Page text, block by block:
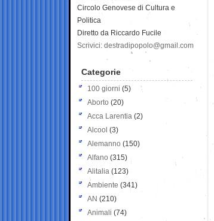
Circolo Genovese di Cultura e
Politica
Diretto da Riccardo Fucile
Scrivici: destradipopolo@gmail.com
Categorie
100 giorni (5)
Aborto (20)
Acca Larentia (2)
Alcool (3)
Alemanno (150)
Alfano (315)
Alitalia (123)
Ambiente (341)
AN (210)
Animali (74)